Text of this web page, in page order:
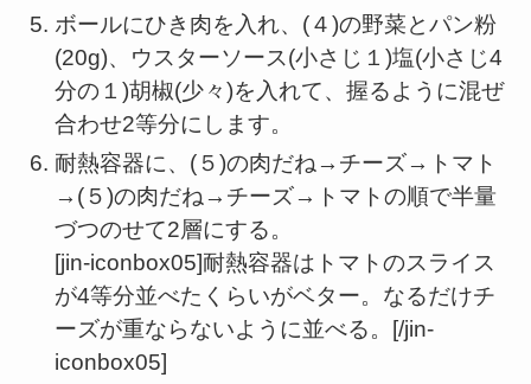
ボールにひき肉を入れ、(４)の野菜とパン粉
(20g)、ウスターソース(小さじ１)塩(小さじ4
分の１)胡椒(少々)を入れて、握るように混ぜ
合わせ2等分にします。
耐熱容器に、(５)の肉だね→チーズ→トマト
→(５)の肉だね→チーズ→トマトの順で半量
づつのせて2層にする。
[jin-iconbox05]耐熱容器はトマトのスライス
が4等分並べたくらいがベター。なるだけチ
ーズが重ならないように並べる。[/jin-
iconbox05]